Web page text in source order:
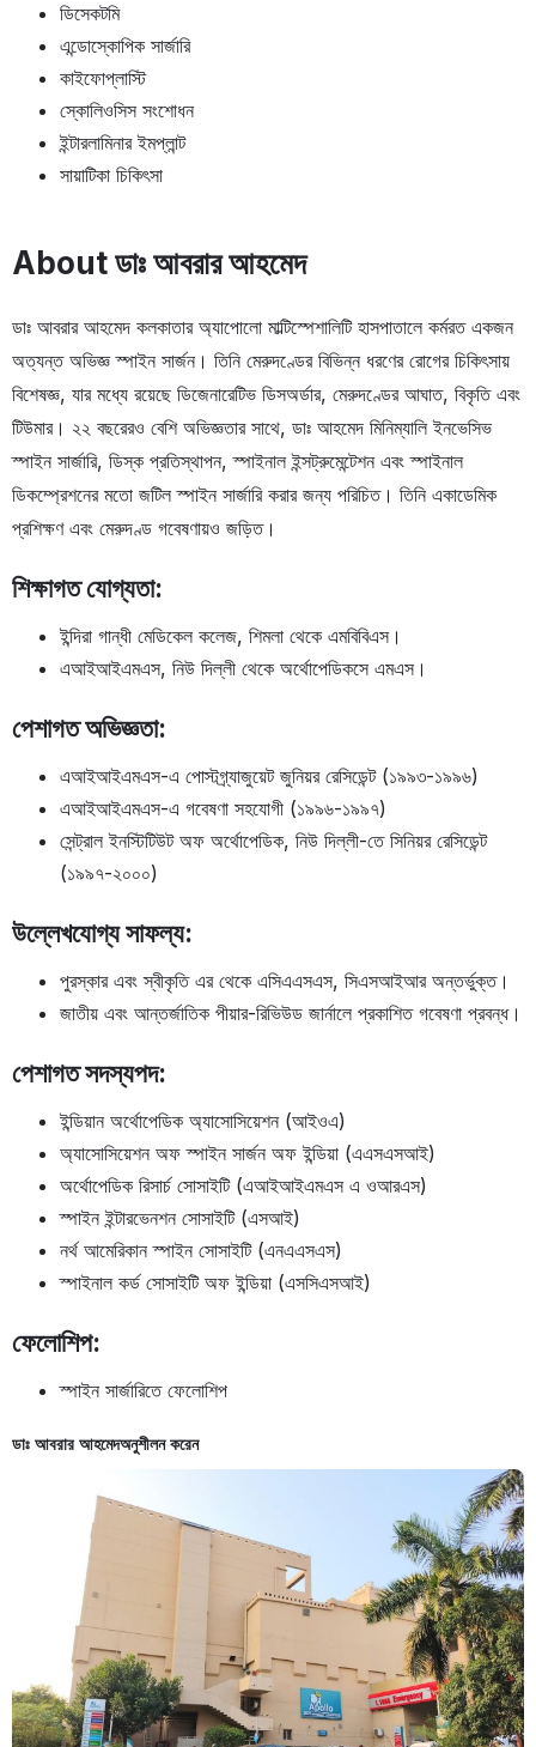
ডিসেকটমি
এন্ডোস্কোপিক সার্জারি
কাইফোপ্লাস্টি
স্কোলিওসিস সংশোধন
ইন্টারলামিনার ইমপ্লান্ট
সায়াটিকা চিকিৎসা
About ডাঃ আবরার আহমেদ
ডাঃ আবরার আহমেদ কলকাতার অ্যাপোলো মাল্টিস্পেশালিটি হাসপাতালে কর্মরত একজন
অত্যন্ত অভিজ্ঞ স্পাইন সার্জন। তিনি মেরুদণ্ডের বিভিন্ন ধরণের রোগের চিকিৎসায়
বিশেষজ্ঞ, যার মধ্যে রয়েছে ডিজেনারেটিভ ডিসঅর্ডার, মেরুদণ্ডের আঘাত, বিকৃতি এবং
টিউমার। ২২ বছরেরও বেশি অভিজ্ঞতার সাথে, ডাঃ আহমেদ মিনিম্যালি ইনভেসিভ
স্পাইন সার্জারি, ডিস্ক প্রতিস্থাপন, স্পাইনাল ইন্সট্রুমেন্টেশন এবং স্পাইনাল
ডিকম্প্রেশনের মতো জটিল স্পাইন সার্জারি করার জন্য পরিচিত। তিনি একাডেমিক
প্রশিক্ষণ এবং মেরুদণ্ড গবেষণায়ও জড়িত।
শিক্ষাগত যোগ্যতা:
ইন্দিরা গান্ধী মেডিকেল কলেজ, শিমলা থেকে এমবিবিএস।
এআইআইএমএস, নিউ দিল্লী থেকে অর্থোপেডিকসে এমএস।
পেশাগত অভিজ্ঞতা:
এআইআইএমএস-এ পোস্টগ্র্যাজুয়েট জুনিয়র রেসিডেন্ট (১৯৯৩-১৯৯৬)
এআইআইএমএস-এ গবেষণা সহযোগী (১৯৯৬-১৯৯৭)
সেন্ট্রাল ইনস্টিটিউট অফ অর্থোপেডিক, নিউ দিল্লী-তে সিনিয়র রেসিডেন্ট
(১৯৯৭-২০০০)
উল্লেখযোগ্য সাফল্য:
পুরস্কার এবং স্বীকৃতি এর থেকে এসিএএসএস, সিএসআইআর অন্তর্ভুক্ত।
জাতীয় এবং আন্তর্জাতিক পীয়ার-রিভিউড জার্নালে প্রকাশিত গবেষণা প্রবন্ধ।
পেশাগত সদস্যপদ:
ইন্ডিয়ান অর্থোপেডিক অ্যাসোসিয়েশন (আইওএ)
অ্যাসোসিয়েশন অফ স্পাইন সার্জন অফ ইন্ডিয়া (এএসএসআই)
অর্থোপেডিক রিসার্চ সোসাইটি (এআইআইএমএস এ ওআরএস)
স্পাইন ইন্টারভেনশন সোসাইটি (এসআই)
নর্থ আমেরিকান স্পাইন সোসাইটি (এনএএসএস)
স্পাইনাল কর্ড সোসাইটি অফ ইন্ডিয়া (এসসিএসআই)
ফেলোশিপ:
স্পাইন সার্জারিতে ফেলোশিপ
ডাঃ আবরার আহমেদঅনুশীলন করেন